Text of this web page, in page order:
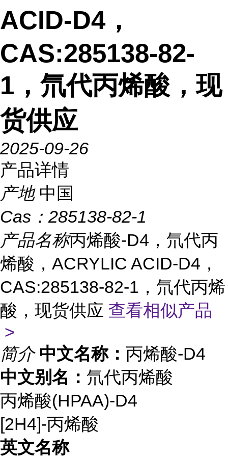
ACID-D4，
CAS:285138-82-
1，氘代丙烯酸，现
货供应
2025-09-26
产品详情
产地 中国
Cas： 285138-82-1
产品名称丙烯酸-D4，氘代丙
烯酸，ACRYLIC ACID-D4，
CAS:285138-82-1，氘代丙烯
酸，现货供应 查看相似产品
>
简介 中文名称： 丙烯酸-D4
中文别名： 氘代丙烯酸
丙烯酸(HPAA)-D4
[2H4]-丙烯酸
英文名称